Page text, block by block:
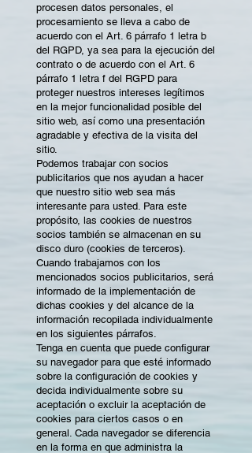
procesen datos personales, el
procesamiento se lleva a cabo de
acuerdo con el Art. 6 párrafo 1 letra b
del RGPD, ya sea para la ejecución del
contrato o de acuerdo con el Art. 6
párrafo 1 letra f del RGPD para
proteger nuestros intereses legítimos
en la mejor funcionalidad posible del
sitio web, así como una presentación
agradable y efectiva de la visita del
sitio.
Podemos trabajar con socios
publicitarios que nos ayudan a hacer
que nuestro sitio web sea más
interesante para usted. Para este
propósito, las cookies de nuestros
socios también se almacenan en su
disco duro (cookies de terceros).
Cuando trabajamos con los
mencionados socios publicitarios, será
informado de la implementación de
dichas cookies y del alcance de la
información recopilada individualmente
en los siguientes párrafos.
Tenga en cuenta que puede configurar
su navegador para que esté informado
sobre la configuración de cookies y
decida individualmente sobre su
aceptación o excluir la aceptación de
cookies para ciertos casos o en
general. Cada navegador se diferencia
en la forma en que administra la